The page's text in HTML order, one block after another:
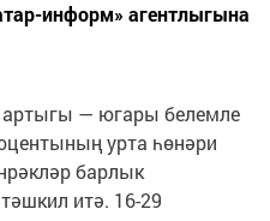
информ» агентлыгына
— югары белемле
урта һөнәри
барлык
итә. 16-29